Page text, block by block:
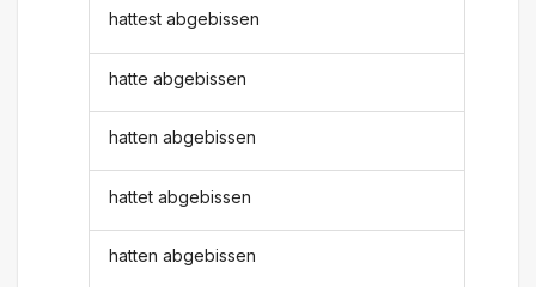
hattest abgebissen
hatte abgebissen
hatten abgebissen
hattet abgebissen
hatten abgebissen